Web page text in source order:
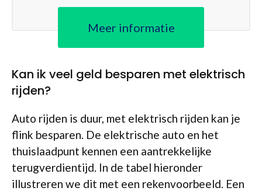
Meer informatie
Kan ik veel geld besparen met elektrisch
rijden?
Auto rijden is duur, met elektrisch rijden kan je
flink besparen. De elektrische auto en het
thuislaadpunt kennen een aantrekkelijke
terugverdientijd. In de tabel hieronder
illustreren we dit met een rekenvoorbeeld. Een